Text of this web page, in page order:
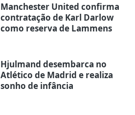
Manchester United confirma
contratação de Karl Darlow
como reserva de Lammens
Hjulmand desembarca no
Atlético de Madrid e realiza
sonho de infância